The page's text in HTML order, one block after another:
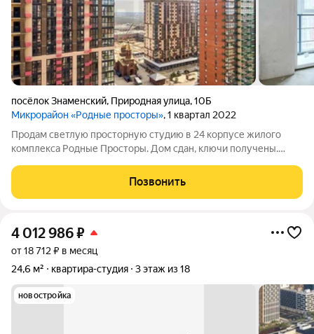
посёлок Знаменский, Природная улица,10Б
Микрорайон «Родные просторы», 1 квартал 2022
Продам светлую просторную студию в 24 корпусе жилого
комплекса Родные Просторы. Дом сдан, ключи получены.
с балконом на всю ширину квартиры. Панорамное остекление
в пол. Важная отличительная
Позвонить
4 012 986₽
от 18 712 ₽ в месяц
24,6 м²
квартира-студия 3 этаж из 18
новостройка